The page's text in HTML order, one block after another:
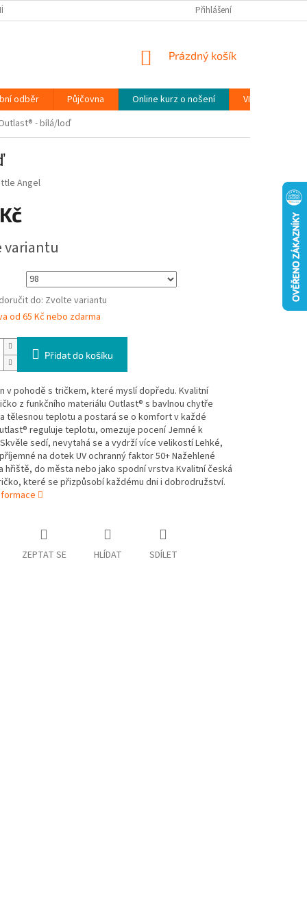
PODMÍNKY OCHRANY OSOBNÍCH ÚDAJŮ (GDPR)
Přihlášení
NÁKUPNÍ
Prázdný košík
odběr Půjčovna Online kurz o nošení
VIDEONÁVODY
- bílá/loď
Angel
variantu
do: Zvolte variantu
od 65 Kč nebo zdarma
Přidat do košíku
v pohodě s tričkem, které myslí dopředu. Kvalitní
z funkčního materiálu Outlast® s bavlnou chytře
tělesnou teplotu a postará se o komfort v každé
reguluje teplotu, omezuje pocení Jemné k
sedí, nevytahá se a vydrží více velikostí Lehké,
na dotek UV ochranný faktor 50+ Nažehlené
hřiště, do města nebo jako spodní vrstva Kvalitní česká
které se přizpůsobí každému dni i dobrodružství.
ZEPTAT SE HLÍDAT SDÍLET